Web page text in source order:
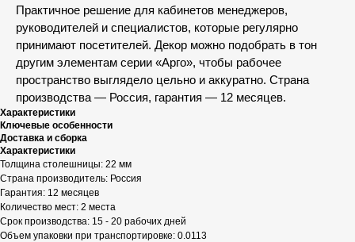
Практичное решение для кабинетов менеджеров,
руководителей и специалистов, которые регулярно
принимают посетителей. Декор можно подобрать в тон
другим элементам серии «Арго», чтобы рабочее
пространство выглядело цельно и аккуратно. Страна
производства — Россия, гарантия — 12 месяцев.
Характеристики
Ключевые особенности
Доставка и сборка
Характеристики
Толщина столешницы: 22 мм
Страна производитель: Россия
Гарантия: 12 месяцев
Количество мест: 2 места
Срок производства: 15 - 20 рабочих дней
Объем упаковки при транспортировке: 0.0113